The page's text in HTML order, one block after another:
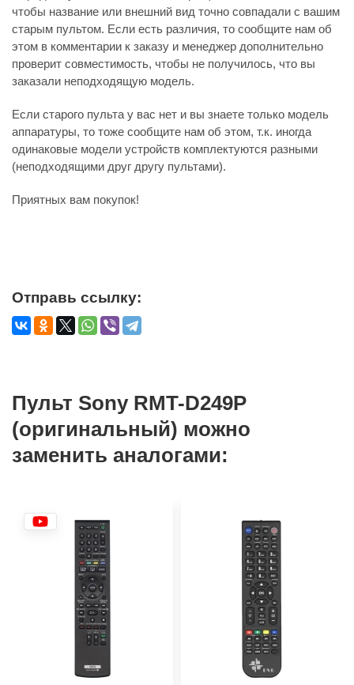
чтобы название или внешний вид точно совпадали с вашим
старым пультом. Если есть различия, то сообщите нам об
этом в комментарии к заказу и менеджер дополнительно
проверит совместимость, чтобы не получилось, что вы
заказали неподходящую модель.
Если старого пульта у вас нет и вы знаете только модель
аппаратуры, то тоже сообщите нам об этом, т.к. иногда
одинаковые модели устройств комплектуются разными
(неподходящими друг другу пультами).
Приятных вам покупок!
Отправь ссылку:
Пульт Sony RMT-D249P
(оригинальный) можно
заменить аналогами: